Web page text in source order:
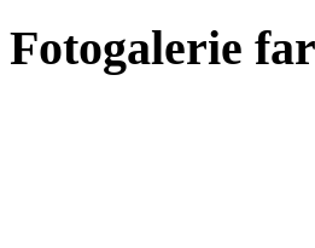
Fotogalerie